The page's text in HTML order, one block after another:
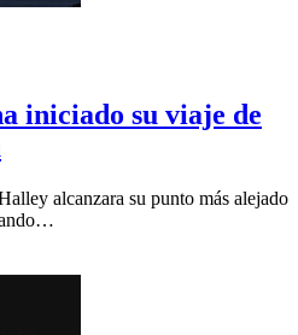
iniciado su viaje de
alcanzara su punto más alejado